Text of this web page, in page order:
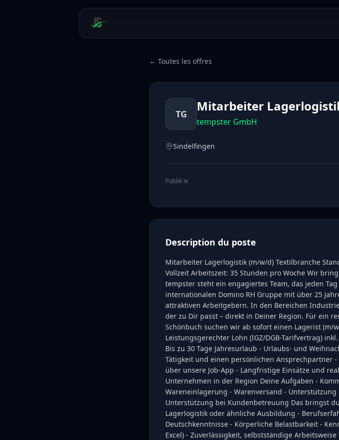
← Toutes les offres
TG Mitarbeiter
tempster GmbH
Sindelfingen
Publié le
Description du poste
Mitarbeiter Lagerlogistik (m/w/d) Textilbranche
Vollzeit Arbeitszeit: 35 Stunden pro Woche Wir
tempster steht ein engagiertes Team, das jeden
internationalen Domino RH Gruppe mit über 25
attraktiven Arbeitgebern. In den Bereichen
der zu Dir passt – direkt in Deiner Region. Für ein
Schönbuch suchen wir ab sofort einen Lagerist (m/
Leistungsgerechter Lohn (IGZ/DGB-Tarifvertrag)
Bis zu 30 Tage Jahresurlaub - Urlaubs- und
Tätigkeit und einen persönlichen Ansprechpartner
über unsere Job-App - Langfristige Einsätze und
Unternehmen in der Region Deine Aufgaben -
Wareneinlagerung - Warenversand -
Unterstützung bei Kundenbetreuung Das bringst
Lagerlogistik oder ähnliche Ausbildung -
Deutschkenntnisse - Körperliche Belastbarkeit -
Excel) - Zuverlässigkeit, selbstständige